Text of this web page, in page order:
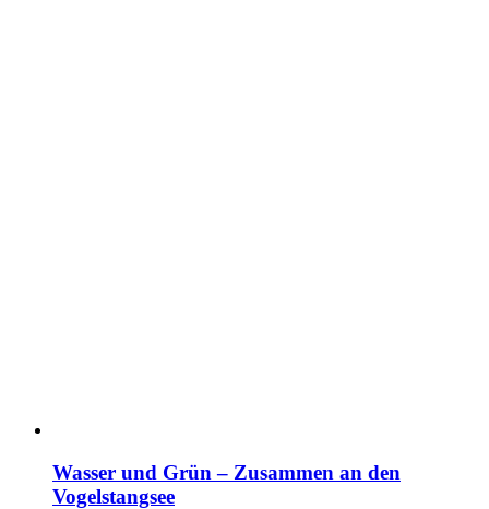
Wasser und Grün – Zusammen an den
Vogelstangsee